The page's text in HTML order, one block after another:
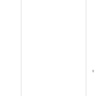
♀